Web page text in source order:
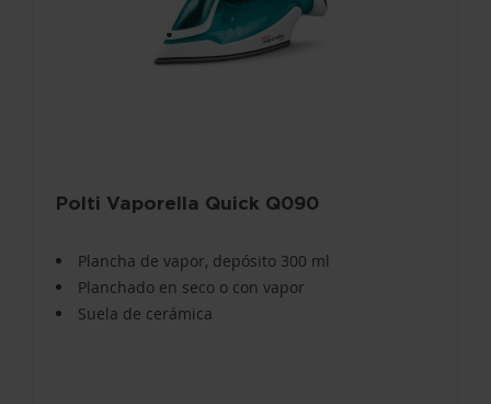
Polti Vaporella Quick Q090
Plancha de vapor, depósito 300 ml
Planchado en seco o con vapor
Suela de cerámica